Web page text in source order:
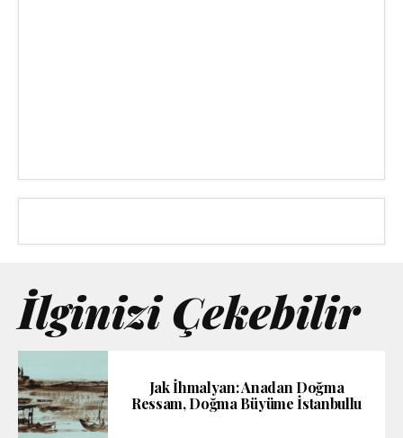
İlginizi Çekebilir
Jak İhmalyan: Anadan Doğma
Ressam, Doğma Büyüme İstanbullu